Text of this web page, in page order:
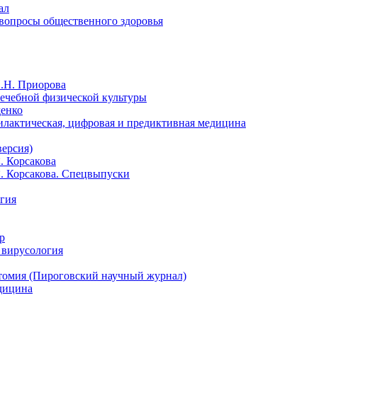
общественного здоровья
Приорова
физической культуры
цифровая и предиктивная медицина
Спецвыпуски
(Пироговский научный журнал)